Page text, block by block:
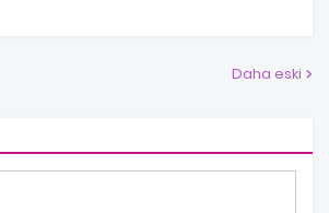
Daha eski